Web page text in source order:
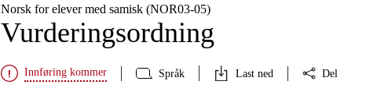
Norsk for elever med samisk (NOR03‑05)
Vurderingsordning
Innføring kommer Språk Last ned Del